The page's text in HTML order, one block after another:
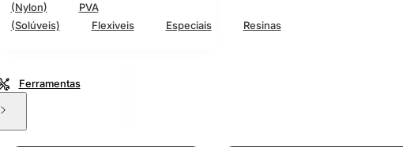
(Nylon)
PVA
(Solúveis)
Flexiveis Especiais Resinas
Ferramentas